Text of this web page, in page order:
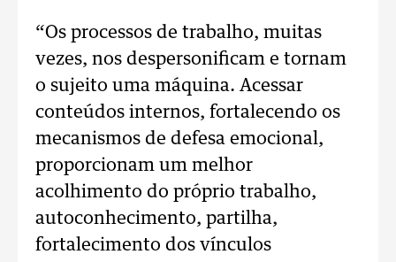
“Os processos de trabalho, muitas
vezes, nos despersonificam e tornam
o sujeito uma máquina. Acessar
conteúdos internos, fortalecendo os
mecanismos de defesa emocional,
proporcionam um melhor
acolhimento do próprio trabalho,
autoconhecimento, partilha,
fortalecimento dos vínculos